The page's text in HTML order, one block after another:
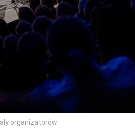
organizatorów